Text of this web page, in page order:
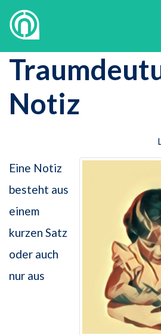
Notiz
Eine Notiz
besteht aus
einem
kurzen Satz
oder auch
nur aus